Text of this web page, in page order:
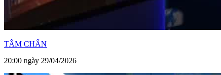
TÂM CHẤN
20:00 ngày 29/04/2026